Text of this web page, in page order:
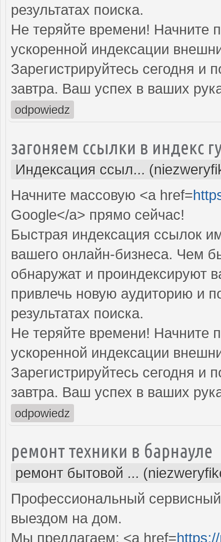
результатах поиска.
Не теряйте времени! Начните
ускоренной индексации
Зарегистрируйтесь сегодня и
завтра. Ваш успех в ваших
odpowiedz
загоняем ссылки в индекс
Индексация ссыл...
Начните массовую <a href=
Google</a> прямо cейчас!
Быстрая индексация ссылок
вашего онлайн-бизнеса. Чем
обнаружат и проиндексируют
привлечь новую аудиторию и
результатах поиска.
Не теряйте времени! Начните
ускоренной индексации
Зарегистрируйтесь сегодня и
завтра. Ваш успех в ваших
odpowiedz
ремонт техники в барнауле
ремонт бытовой ...
Профессиональный
выездом на дом.
Мы предлагаем: <a href=